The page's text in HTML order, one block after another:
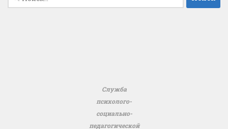
Служба
психолого-
социально-
педагогической